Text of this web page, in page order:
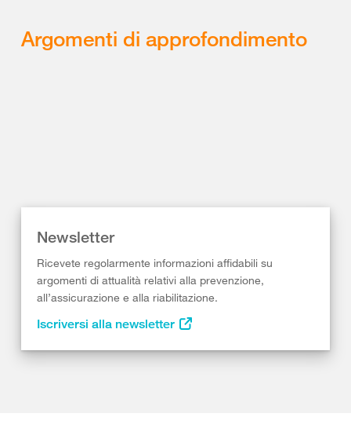
Argomenti di approfondimento
Newsletter
Ricevete regolarmente informazioni affidabili su
argomenti di attualità relativi alla prevenzione,
all’assicurazione e alla riabilitazione.
Iscriversi alla newsletter